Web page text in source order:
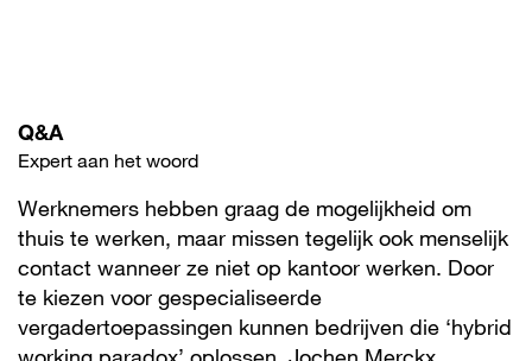
Q&A
Expert aan het woord
Werknemers hebben graag de mogelijkheid om
thuis te werken, maar missen tegelijk ook menselijk
contact wanneer ze niet op kantoor werken. Door
te kiezen voor gespecialiseerde
vergadertoepassingen kunnen bedrijven die ‘hybrid